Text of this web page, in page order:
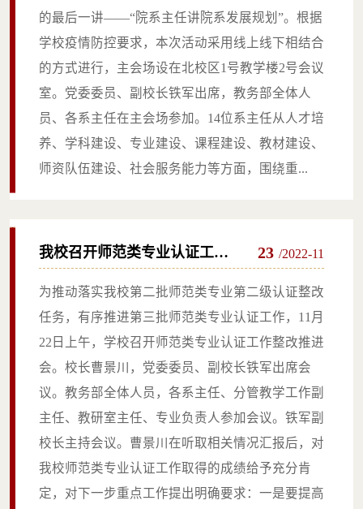
的最后一讲——“院系主任讲院系发展规划”。根据
学校疫情防控要求，本次活动采用线上线下相结合
的方式进行，主会场设在北校区1号教学楼2号会议
室。党委委员、副校长铁军出席，教务部全体人
员、各系主任在主会场参加。​14位系主任从人才培
养、学科建设、专业建设、课程建设、教材建设、
师资队伍建设、社会服务能力等方面，围绕重...
我校召开师范类专业认证工作
整改推进会
23 /2022-11
​为推动落实我校第二批师范类专业第二级认证整改
任务，有序推进第三批师范类专业认证工作，11月
22日上午，学校召开师范类专业认证工作整改推进
会。校长曹景川，党委委员、副校长铁军出席会
议。教务部全体人员，各系主任、分管教学工作副
主任、教研室主任、专业负责人参加会议。铁军副
校长主持会议。曹景川在听取相关情况汇报后，对
我校师范类专业认证工作取得的成绩给予充分肯
定，对下一步重点工作提出明确要求：一是要提高